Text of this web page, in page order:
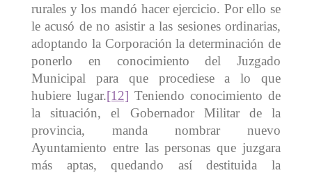
rurales y los mandó hacer ejercicio. Por ello se
le acusó de no asistir a las sesiones ordinarias,
adoptando la Corporación la determinación de
ponerlo en conocimiento del Juzgado
Municipal para que procediese a lo que
hubiere lugar.[12] Teniendo conocimiento de
la situación, el Gobernador Militar de la
provincia, manda nombrar nuevo
Ayuntamiento entre las personas que juzgara
más aptas, quedando así destituida la